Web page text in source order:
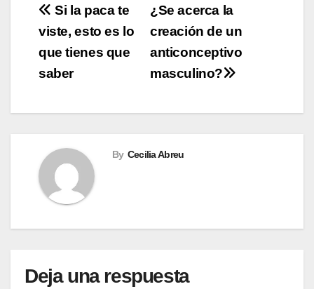
Navegación
de
entradas
¿Se acerca la
creación de un
anticonceptivo
masculino?
Si la paca te
viste, esto es lo
que tienes que
saber
By Cecilia Abreu
Deja una respuesta